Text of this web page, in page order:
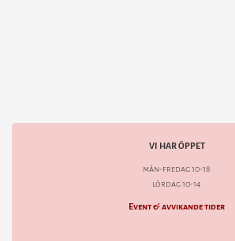
VI HAR ÖPPET
mån-fredag 10-18
lördag 10-14
Event & avvikande tider